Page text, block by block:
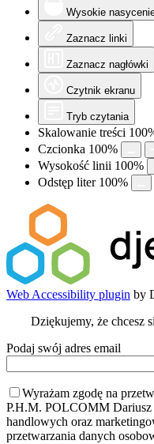
Wysokie
Zaznacz linki
Zaznacz nagłówki
Czytnik ekranu
Tryb czytania
Skalowanie treści 100
Czcionka 100%
Wysokość linii 100%
Odstęp liter 100%
Web Accessibility plugin by
Dziękujemy, że chcesz
Podaj swój adres email
Wyrażam zgodę na
P.H.M. POLCOMM Dariusz
handlowych oraz
przetwarzania danych